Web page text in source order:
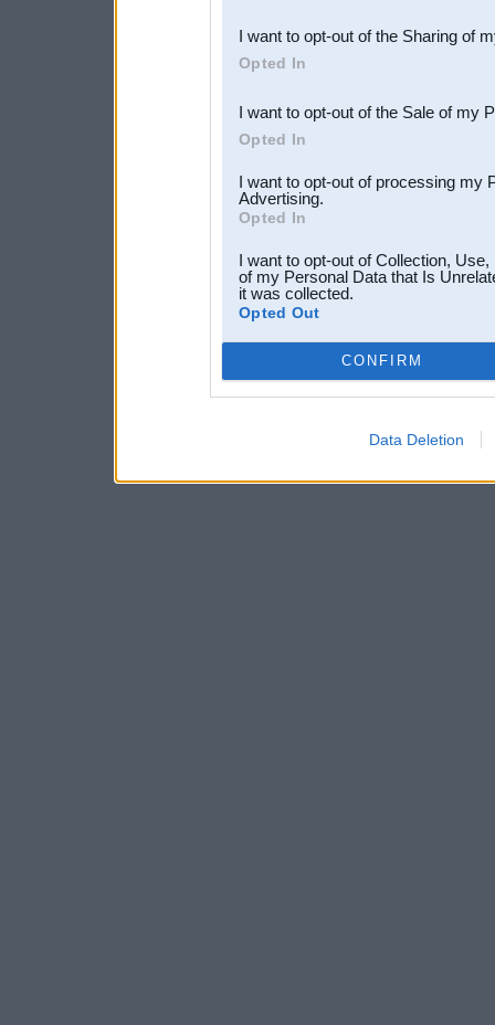
Downstream Participants
third parties.
I want to opt-out of the Sharing of
Opted In
I want to opt-out of the Sale of my
Opted In
I want to opt-out of processing my
Advertising.
Opted In
I want to opt-out of Collection,
of my Personal Data that Is
it was collected.
Opted Out
CONFIRM
Data Deletion